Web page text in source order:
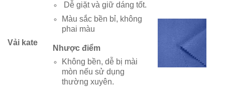
Vải kate
Dễ giặt và giữ dáng tốt.
Màu sắc bền bỉ, không
phai màu
Nhược điểm
Không bền, dễ bị mài
mòn nếu sử dụng
thường xuyên.